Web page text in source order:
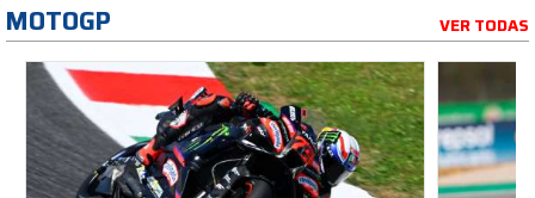
MOTOGP VER TODAS